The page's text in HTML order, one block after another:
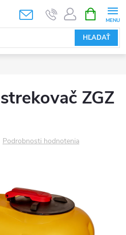
HĽADAŤ
KOŠÍK
ZGZ
Podrobnosti hodnotenia